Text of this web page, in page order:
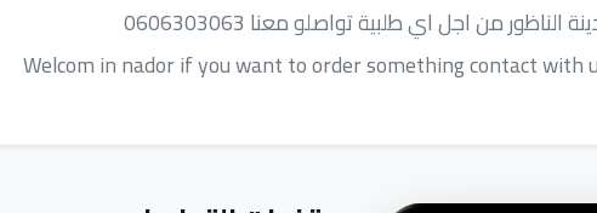
من اجل اي طلبية تواصلو معنا 0606303063
Welcom in nador if you want to order something contact with